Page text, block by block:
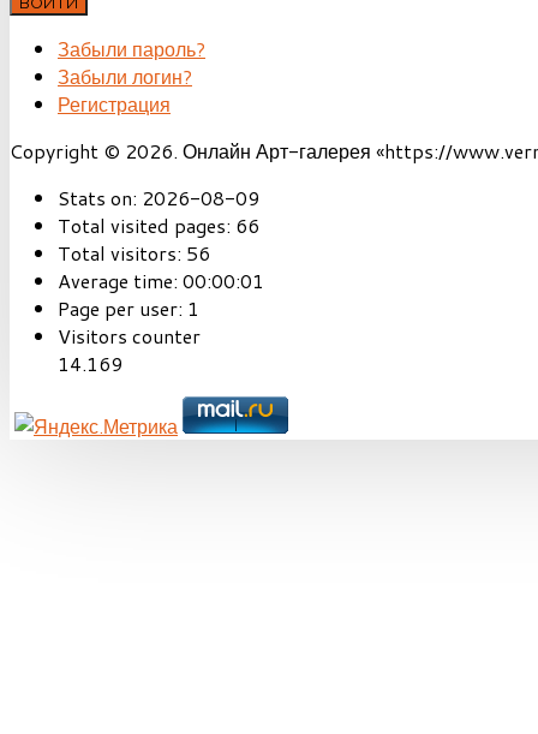
Забыли пароль?
Забыли логин?
Регистрация
Copyright © 2026. Онлайн Арт-галерея «https://
Stats on: 2026-08-09
Total visited pages: 66
Total visitors: 56
Average time: 00:00:01
Page per user: 1
Visitors counter
14.169